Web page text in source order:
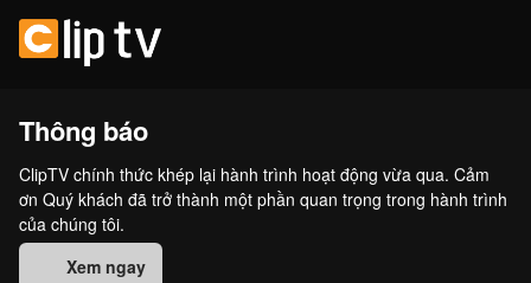
Thông báo
ClipTV chính thức khép lại hành trình hoạt động vừa qua. Cảm
ơn Quý khách đã trở thành một phần quan trọng trong hành trình
của chúng tôi.
Xem ngay